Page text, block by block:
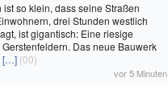
so klein, dass seine Straßen
drei Stunden westlich
ist gigantisch: Eine riesige
Das neue Bauwerk
[…] (00)
vor 5 Minuten